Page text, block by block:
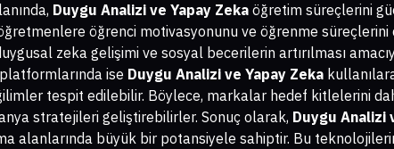
Duygu Analizi ve Yapay Zeka öğretim süreçlerini
öğrenci motivasyonunu ve öğrenme süreçlerini
zeka gelişimi ve sosyal becerilerin artırılması
ise Duygu Analizi ve Yapay Zeka
tespit edilebilir. Böylece, markalar hedef kitlelerini
stratejileri geliştirebilirler. Sonuç olarak, Duygu Analizi
alanlarında büyük bir potansiyele sahiptir. Bu